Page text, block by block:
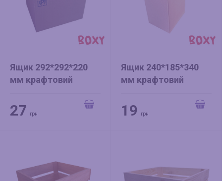
Ящик 292*292*220
мм крафтовий
27 грн
Ящик 240*185*340
мм крафтовий
19 грн